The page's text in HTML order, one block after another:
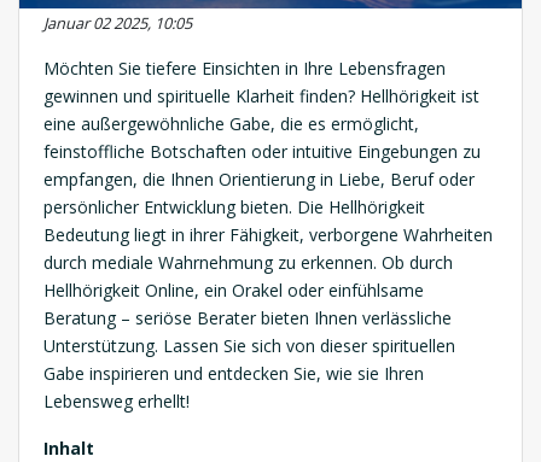
Januar 02 2025, 10:05
Möchten Sie tiefere Einsichten in Ihre Lebensfragen
gewinnen und spirituelle Klarheit finden? Hellhörigkeit ist
eine außergewöhnliche Gabe, die es ermöglicht,
feinstoffliche Botschaften oder intuitive Eingebungen zu
empfangen, die Ihnen Orientierung in Liebe, Beruf oder
persönlicher Entwicklung bieten. Die Hellhörigkeit
Bedeutung liegt in ihrer Fähigkeit, verborgene Wahrheiten
durch mediale Wahrnehmung zu erkennen. Ob durch
Hellhörigkeit Online, ein Orakel oder einfühlsame
Beratung – seriöse Berater bieten Ihnen verlässliche
Unterstützung. Lassen Sie sich von dieser spirituellen
Gabe inspirieren und entdecken Sie, wie sie Ihren
Lebensweg erhellt!
Inhalt